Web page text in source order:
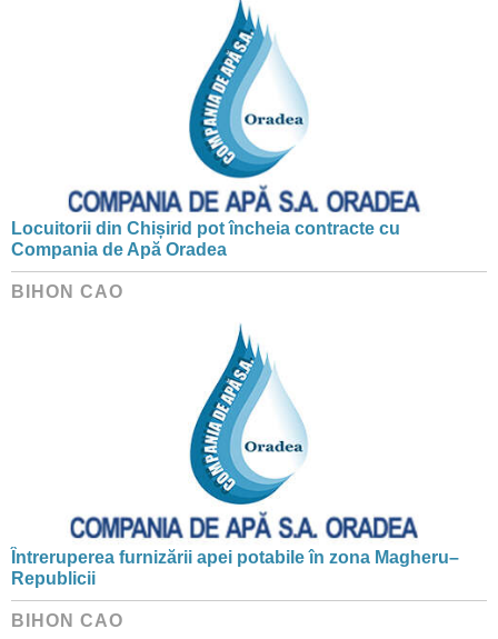
Locuitorii din Chișirid pot încheia contracte cu
Compania de Apă Oradea
BIHON CAO
Întreruperea furnizării apei potabile în zona Magheru–
Republicii
BIHON CAO